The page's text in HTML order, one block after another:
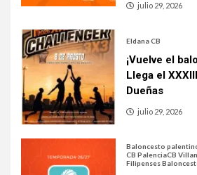
julio 29, 2026
Eldana CB
¡Vuelve el
Llega el
Dueñas
julio 29, 2026
Baloncesto
CB PalenciaCB
Filipenses